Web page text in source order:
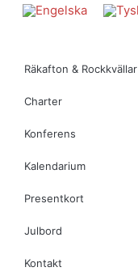
Räkafton & Rockkvällar
Charter
Konferens
Kalendarium
Presentkort
Julbord
Kontakt